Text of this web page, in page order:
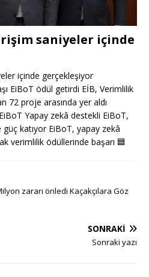
saniyeler içinde
içinde gerçekleşiyor
EiBoT ödül getirdi EİB, Verimlilik
72 proje arasında yer aldı
Yapay zekâ destekli EiBoT,
katıyor EiBoT, yapay zekâ
verimlilik ödüllerinde başarı 🟦
zararı önledi Kaçakçılara Göz
SONRAKI
Sonraki yazı